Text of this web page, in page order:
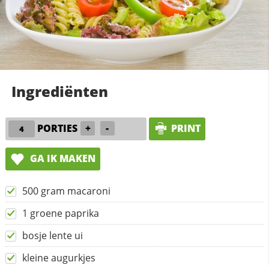
Ingrediënten
PORTIES + - PRINT
GA IK MAKEN
500 gram macaroni
1 groene paprika
bosje lente ui
kleine augurkjes